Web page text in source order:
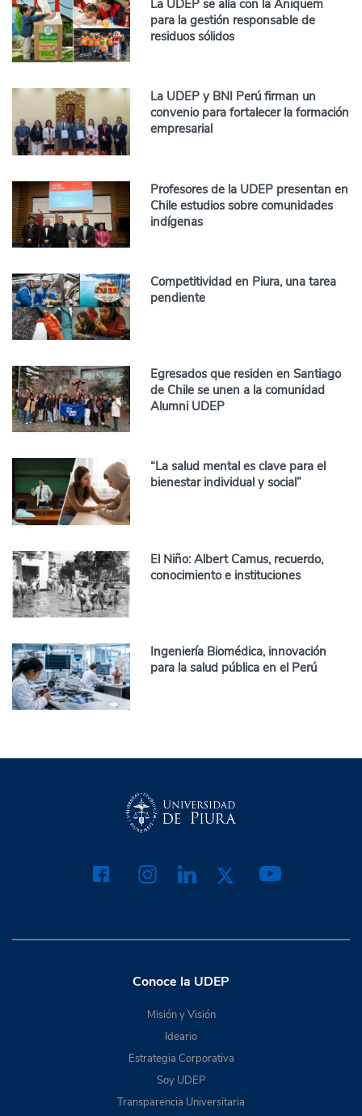
La UDEP se alía con la Aniquem
para la gestión responsable de
residuos sólidos
La UDEP y BNI Perú firman un
convenio para fortalecer la formación
empresarial
Profesores de la UDEP presentan en
Chile estudios sobre comunidades
indígenas
Competitividad en Piura, una tarea
pendiente
Egresados que residen en Santiago
de Chile se unen a la comunidad
Alumni UDEP
“La salud mental es clave para el
bienestar individual y social”
El Niño: Albert Camus, recuerdo,
conocimiento e instituciones
Ingeniería Biomédica, innovación
para la salud pública en el Perú
Conoce la UDEP
Misión y Visión
Ideario
Estrategia Corporativa
Soy UDEP
Transparencia Universitaria